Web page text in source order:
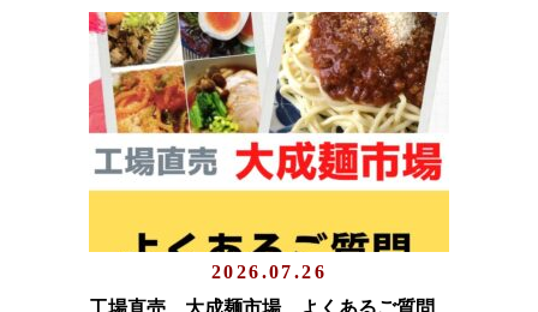
2026.07.26
工場直売 大成麺市場 よくあるご質問